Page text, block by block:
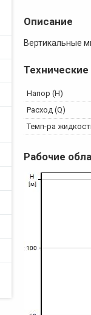
Описание
Вертикальные
Напор (Н)
Расход (Q)
Темп-ра
Рабочие